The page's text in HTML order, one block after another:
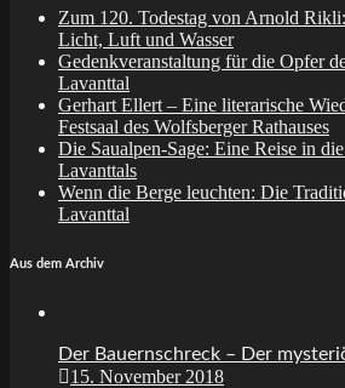
Zum 120. Todestag von Arnold
Licht, Luft und Wasser
Gedenkveranstaltung für die Opfer
Lavanttal
Gerhart Ellert – Eine literarische
Festsaal des Wolfsberger Rathauses
Die Saualpen-Sage: Eine Reise in
Lavanttals
Wenn die Berge leuchten: Die
Lavanttal
Aus dem Archiv
Der Bauernschreck – Der
15. November 2018